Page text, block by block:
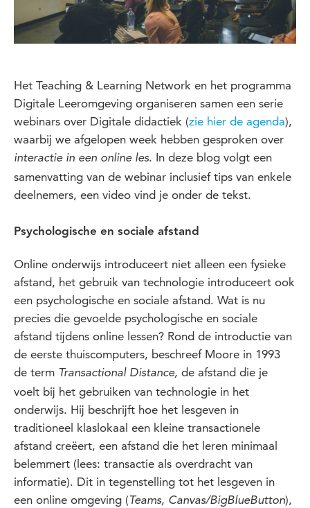
Het Teaching & Learning Network en het programma
Digitale Leeromgeving organiseren samen een serie
webinars over Digitale didactiek (zie hier de agenda),
waarbij we afgelopen week hebben gesproken over
interactie in een online les. In deze blog volgt een
samenvatting van de webinar inclusief tips van enkele
deelnemers, een video vind je onder de tekst.
Psychologische en sociale afstand
Online onderwijs introduceert niet alleen een fysieke
afstand, het gebruik van technologie introduceert ook
een psychologische en sociale afstand. Wat is nu
precies die gevoelde psychologische en sociale
afstand tijdens online lessen? Rond de introductie van
de eerste thuiscomputers, beschreef Moore in 1993
de term Transactional Distance, de afstand die je
voelt bij het gebruiken van technologie in het
onderwijs. Hij beschrijft hoe het lesgeven in
traditioneel klaslokaal een kleine transactionele
afstand creëert, een afstand die het leren minimaal
belemmert (lees: transactie als overdracht van
informatie). Dit in tegenstelling tot het lesgeven in
een online omgeving (Teams, Canvas/BigBlueButton),